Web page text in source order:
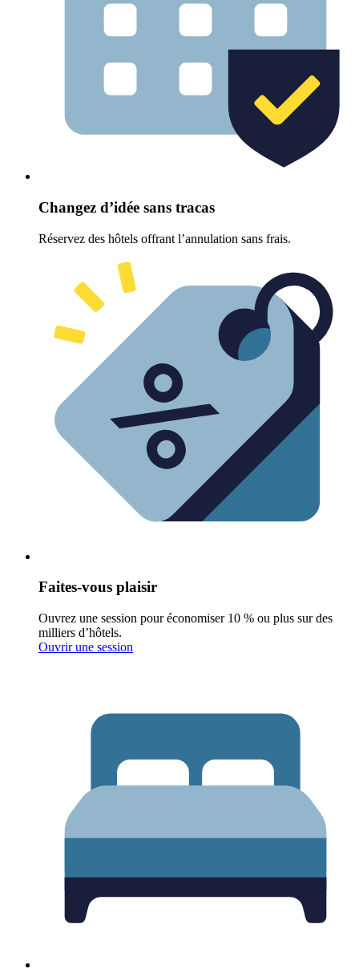
Changez d’idée sans tracas
Réservez des hôtels offrant l’annulation sans frais.
Faites-vous plaisir
Ouvrez une session pour économiser 10 % ou plus sur des
milliers d’hôtels.
Ouvrir une session